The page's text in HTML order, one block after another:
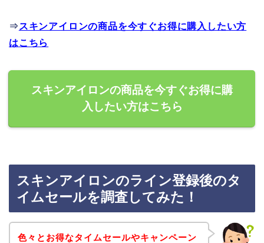
⇒ スキンアイロンの商品を今すぐお得に購入したい方
はこちら
スキンアイロンの商品を今すぐお得に購
入したい方はこちら
スキンアイロンのライン登録後のタ
イムセールを調査してみた！
色々とお得なタイムセールやキャンペーン